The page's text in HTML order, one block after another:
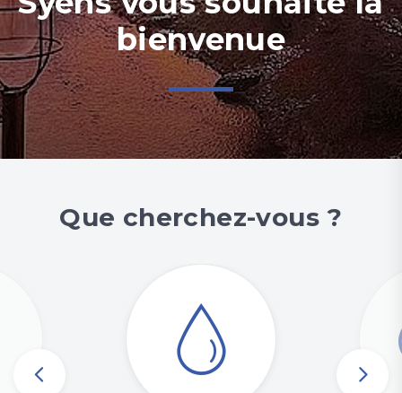
bienvenue
Que cherchez-vous ?